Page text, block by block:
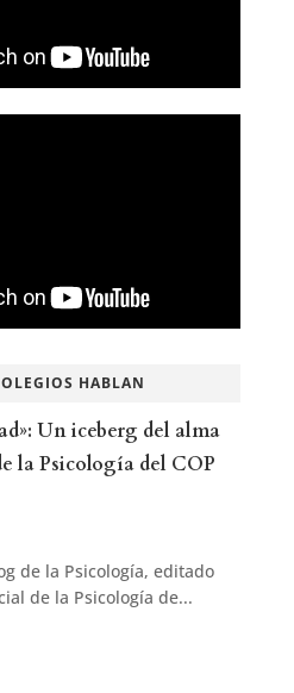
HABLAN
Un iceberg del alma
la Psicología del COP
de la Psicología, editado
de la Psicología de...